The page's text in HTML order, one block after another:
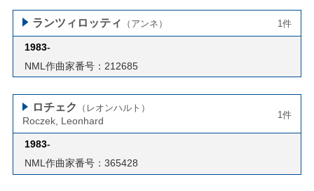
ランツィロッティ （アンネ） 1件
1983-
NML作曲家番号：212685
ロチェク （レオンハルト）
Roczek, Leonhard
1件
1983-
NML作曲家番号：365428